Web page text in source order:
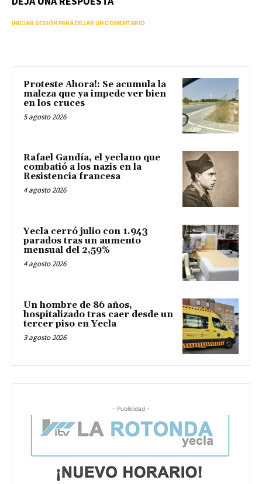
INICIAR SESIÓN PARA DEJAR UN COMENTARIO
Proteste Ahora!: Se acumula la
maleza que ya impede ver bien
en los cruces
5 agosto 2026
Rafael Gandía, el yeclano que
combatió a los nazis en la
Resistencia francesa
4 agosto 2026
Yecla cerró julio con 1.943
parados tras un aumento
mensual del 2,59%
4 agosto 2026
Un hombre de 86 años,
hospitalizado tras caer desde un
tercer piso en Yecla
3 agosto 2026
- Publicidad -